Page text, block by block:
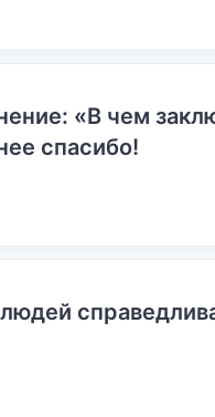
«В чем
спасибо!